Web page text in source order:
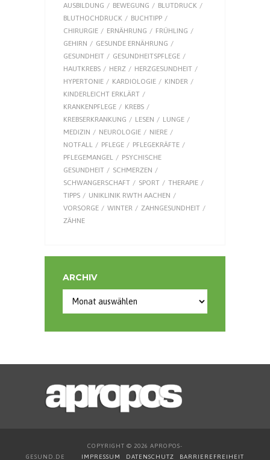
AUSBILDUNG
BEWEGUNG
BLUTDRUCK
BLUTHOCHDRUCK
BUCHTIPP
CHIRURGIE
ERNÄHRUNG
FRÜHLING
GEHIRN
GESUNDE ERNÄHRUNG
GESUNDHEIT
GESUNDHEITSPFLEGE
HAUTKREBS
HERZ
HERZGESUNDHEIT
HYPERTONIE
KARDIOLOGIE
KINDER
KINDERLEICHT ERKLÄRT
KRANKENPFLEGE
KREBS
KREBSERKRANKUNG
LESEN
LUNGE
MEDIZIN
NEUROLOGIE
NIERE
NOTFALL
PFLEGE
PFLEGEKRÄFTE
PFLEGEMANGEL
PSYCHISCHE
GESUNDHEIT
SCHMERZEN
SCHWANGERSCHAFT
SPORT
THERAPIE
TIPPS
UNIKLINIK RWTH AACHEN
VORSORGE
WINTER
ZAHNGESUNDHEIT
ZÄHNE
ARCHIV
COPYRIGHT © 2026 APROPOS-
GESUND.DE IMPRESSUM DATENSCHUTZ BARRIEREFREIHEIT